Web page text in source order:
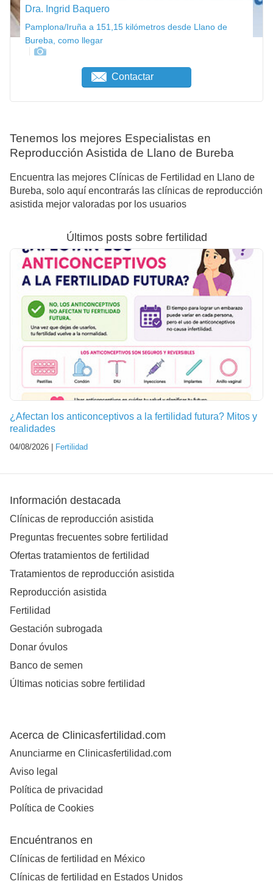
Dra. Ingrid Baquero
Pamplona/Iruña a 151,15 kilómetros desde Llano de
Bureba, como llegar
Contactar
Tenemos los mejores Especialistas en
Reproducción Asistida de Llano de Bureba
Encuentra las mejores Clínicas de Fertilidad en Llano de
Bureba, solo aquí encontrarás las clínicas de reproducción
asistida mejor valoradas por los usuarios
Últimos posts sobre fertilidad
¿Afectan los anticonceptivos a la fertilidad futura? Mitos y
realidades
04/08/2026 | Fertilidad
Información destacada
Clínicas de reproducción asistida
Preguntas frecuentes sobre fertilidad
Ofertas tratamientos de fertilidad
Tratamientos de reproducción asistida
Reproducción asistida
Fertilidad
Gestación subrogada
Donar óvulos
Banco de semen
Últimas noticias sobre fertilidad
Acerca de Clinicasfertilidad.com
Anunciarme en Clinicasfertilidad.com
Aviso legal
Política de privacidad
Política de Cookies
Encuéntranos en
Clínicas de fertilidad en México
Clínicas de fertilidad en Estados Unidos